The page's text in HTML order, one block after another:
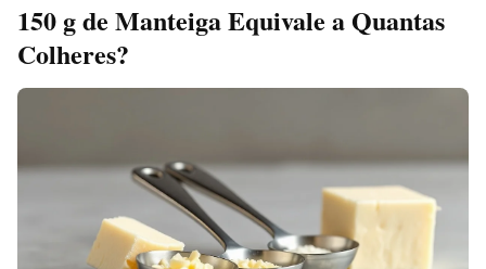
150 g de Manteiga Equivale a Quantas
Colheres?